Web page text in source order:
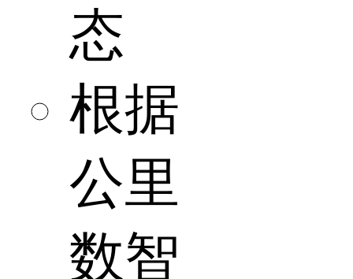
态
根据
公里
数智